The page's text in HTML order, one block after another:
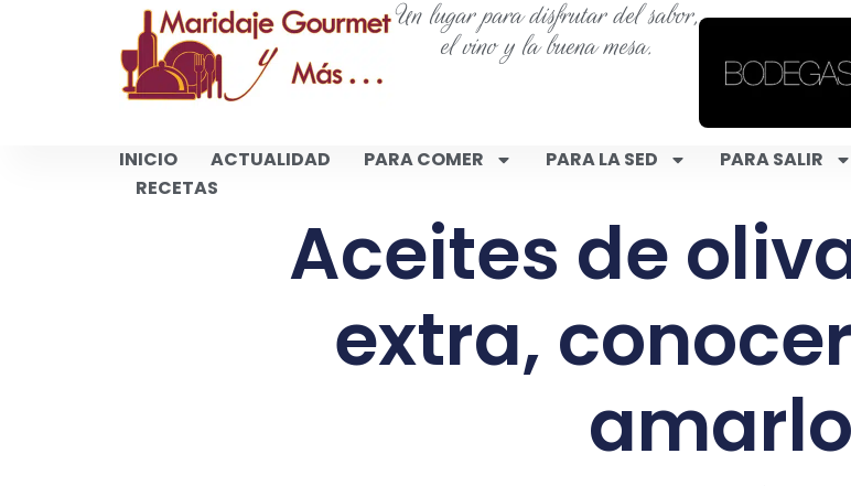
Un lugar para disfrutar del sabor,
el vino y la buena mesa.
INICIO ACTUALIDAD PARA COMER PARA LA SED PARA SALIR
RECETAS
Aceites de
extra,